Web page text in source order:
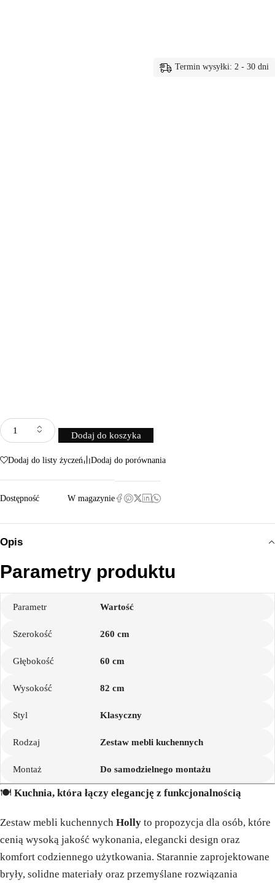
Dodaj do koszyka
Termin wysyłki: 2 - 30 dni
Dodaj do listy życzeń Dodaj do porównania
Dostępność W magazynie
Opis
Parametry produktu
Parametr Wartość
Szerokość 260 cm
Głębokość 60 cm
Wysokość 82 cm
Styl Klasyczny
Rodzaj Zestaw mebli kuchennych
Montaż Do samodzielnego montażu
🍽️ Kuchnia, która łączy elegancję z funkcjonalnością
Zestaw mebli kuchennych Holly to propozycja dla osób, które
cenią wysoką jakość wykonania, elegancki design oraz
komfort codziennego użytkowania. Starannie zaprojektowane
bryły, solidne materiały oraz przemyślane rozwiązania